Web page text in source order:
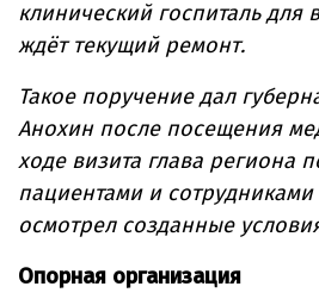
клинический госпиталь для
ждёт текущий ремонт.
Такое поручение дал
Анохин после посещения
ходе визита глава региона
пациентами и сотрудниками
осмотрел созданные
Опорная организация